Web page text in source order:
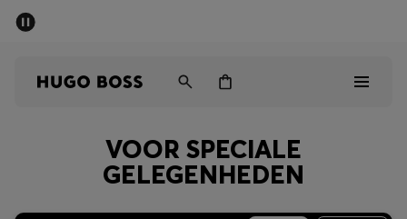
VOOR SPECIALE
GELEGENHEDEN